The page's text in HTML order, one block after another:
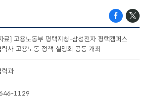
료] 고용노동부 평택지청-삼성전자 평택캠퍼스
력사 고용노동 정책 설명회 공동 개최
력과
1129